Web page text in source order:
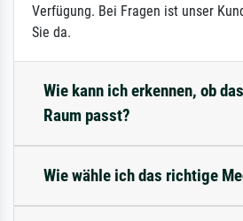
Verfügung. Bei Fragen ist unser
Sie da.
Wie kann ich erkennen, ob
Raum passt?
Wie wähle ich das richtige